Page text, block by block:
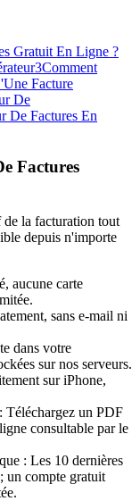
Gratuit En Ligne ?
3Comment
Facture
De
De Factures En
Factures
la facturation tout
depuis n'importe
aucune carte
sans e-mail ni
dans votre
sur nos serveurs.
sur iPhone,
Téléchargez un PDF
consultable par le
: Les 10 dernières
un compte gratuit